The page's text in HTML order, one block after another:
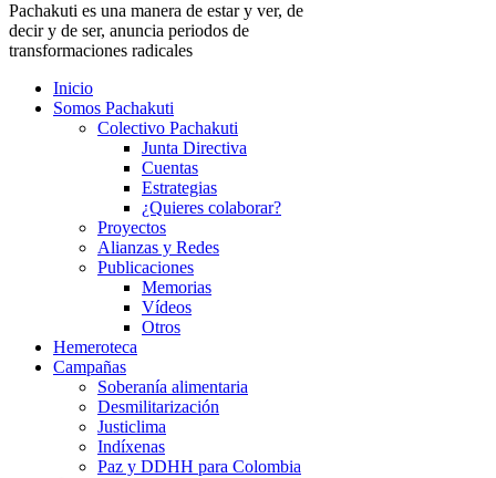
Pachakuti es una manera de estar y ver, de
decir y de ser, anuncia periodos de
transformaciones radicales
Inicio
Somos Pachakuti
Colectivo Pachakuti
Junta Directiva
Cuentas
Estrategias
¿Quieres colaborar?
Proyectos
Alianzas y Redes
Publicaciones
Memorias
Vídeos
Otros
Hemeroteca
Campañas
Soberanía alimentaria
Desmilitarización
Justiclima
Indíxenas
Paz y DDHH para Colombia